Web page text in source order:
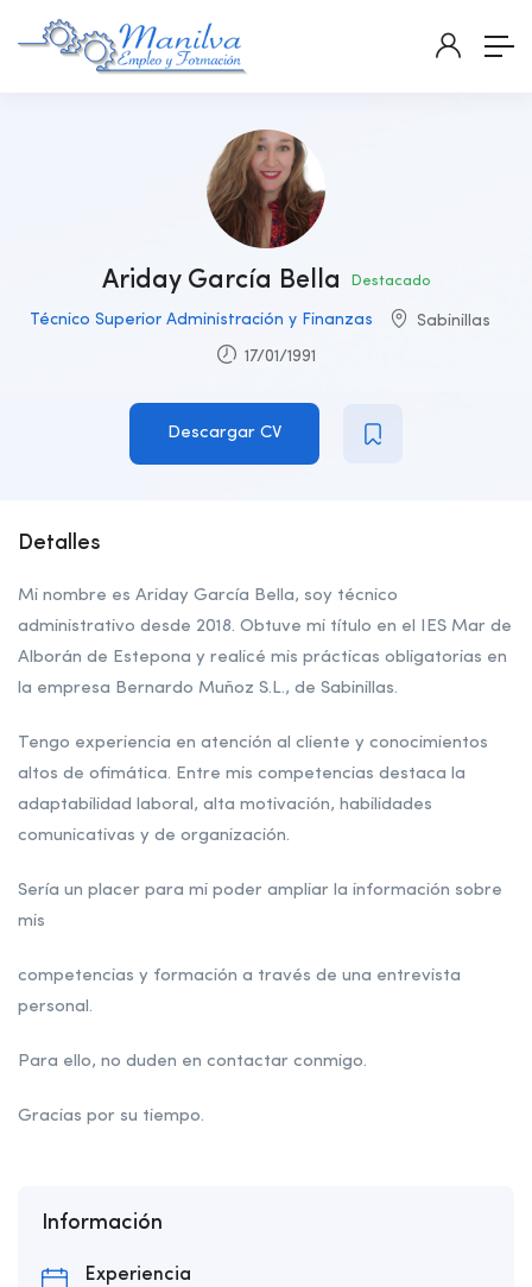
Ariday García Bella Destacado
Técnico Superior Administración y Finanzas Sabinillas
17/01/1991
Descargar CV
Detalles
Mi nombre es Ariday García Bella, soy técnico
administrativo desde 2018. Obtuve mi título en el IES Mar de
Alborán de Estepona y realicé mis prácticas obligatorias en
la empresa Bernardo Muñoz S.L., de Sabinillas.
Tengo experiencia en atención al cliente y conocimientos
altos de ofimática. Entre mis competencias destaca la
adaptabilidad laboral, alta motivación, habilidades
comunicativas y de organización.
Sería un placer para mi poder ampliar la información sobre
mis
competencias y formación a través de una entrevista
personal.
Para ello, no duden en contactar conmigo.
Gracias por su tiempo.
Información
Experiencia